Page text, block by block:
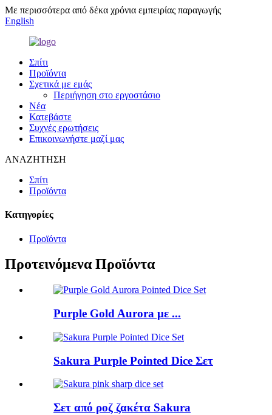
Με περισσότερα από δέκα χρόνια εμπειρίας παραγωγής
English
Σπίτι
Προϊόντα
Σχετικά με εμάς
Περιήγηση στο εργοστάσιο
Νέα
Κατεβάστε
Συχνές ερωτήσεις
Επικοινωνήστε μαζί μας
ΑΝΑΖΗΤΗΣΗ
Σπίτι
Προϊόντα
Κατηγορίες
Προϊόντα
Προτεινόμενα Προϊόντα
Purple Gold Aurora με ...
Sakura Purple Pointed Dice Σετ
Σετ από ροζ ζακέτα Sakura